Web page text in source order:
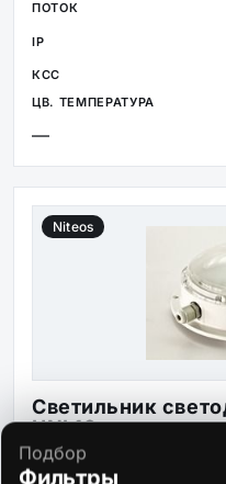
Подбор
Фильтры
—
Niteos
Светильник
UNI 18
Подбор по запросу